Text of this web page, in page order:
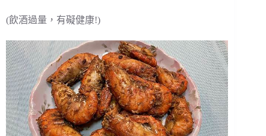
(飲酒過量，有礙健康!)